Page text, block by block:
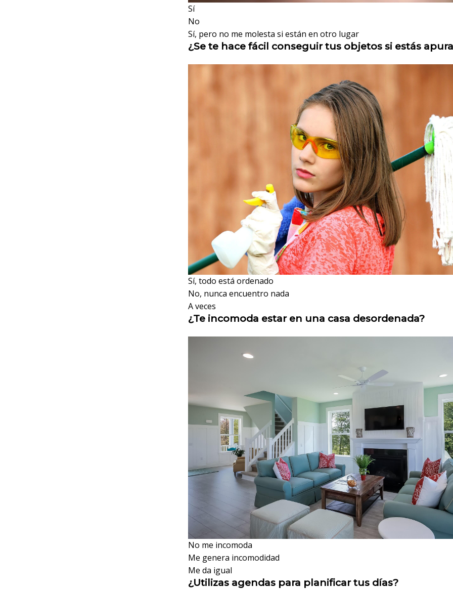
Sí
No
Sí, pero no me molesta si están en otro lugar
¿Se te hace fácil conseguir tus objetos si estás
Sí, todo está ordenado
No, nunca encuentro nada
A veces
¿Te incomoda estar en una casa desordenada?
No me incomoda
Me genera incomodidad
Me da igual
¿Utilizas agendas para planificar tus días?